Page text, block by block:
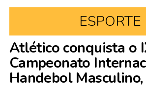
ESPORTE
Atlético conquista o
Campeonato
Handebol